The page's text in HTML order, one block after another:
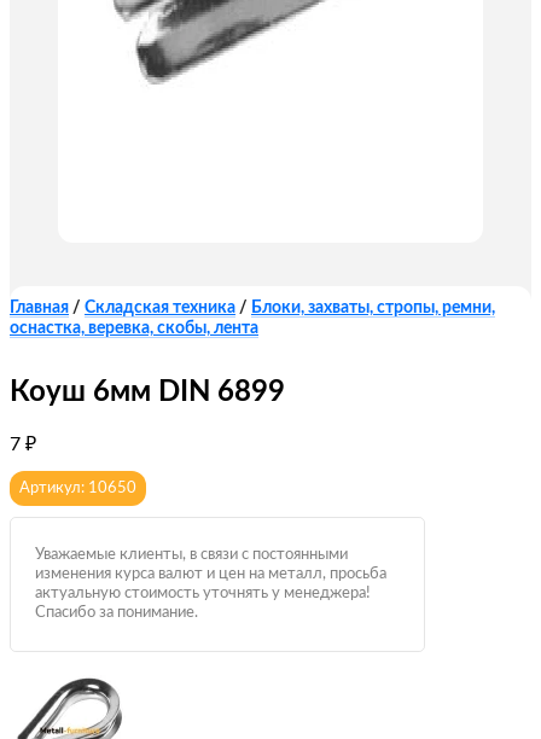
Главная / Складская техника / Блоки, захваты, стропы, ремни,
оснастка, веревка, скобы, лента
Коуш 6мм DIN 6899
7 ₽
Артикул: 10650
Уважаемые клиенты, в связи с постоянными
изменения курса валют и цен на металл, просьба
актуальную стоимость уточнять у менеджера!
Спасибо за понимание.